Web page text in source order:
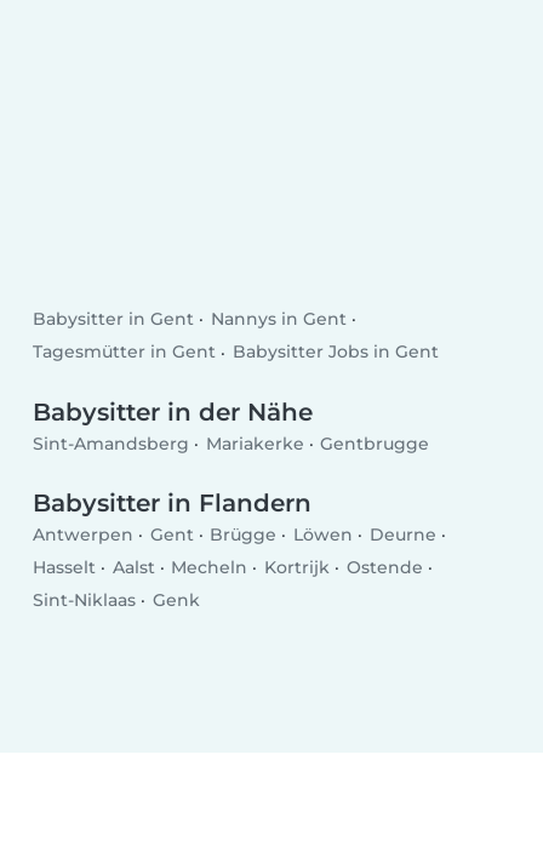
Babysitter in Gent
Nannys in Gent
Tagesmütter in Gent
Babysitter Jobs in Gent
Babysitter in der Nähe
Sint-Amandsberg Mariakerke Gentbrugge
Babysitter in Flandern
Antwerpen Gent Brügge Löwen
Deurne
Hasselt
Aalst Mecheln Kortrijk
Ostende
Sint-Niklaas
Genk